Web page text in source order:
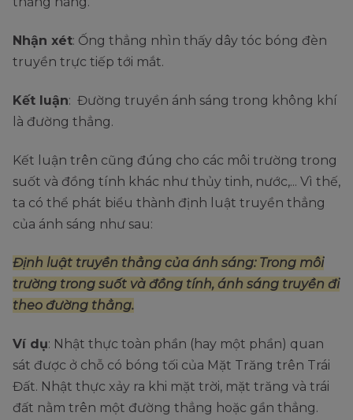
Nhận xét: Ống thẳng nhìn thấy dây tóc bóng đèn
truyền trực tiếp tới mắt.
Kết luận: Đường truyền ánh sáng trong không khí
là đường thẳng.
Kết luận trên cũng đúng cho các môi trường trong
suốt và đồng tính khác như thủy tinh, nước,... Vì thế,
ta có thể phát biểu thành định luật truyền thẳng
của ánh sáng như sau:
Định luật truyền thẳng của ánh sáng: Trong môi
trường trong suốt và đồng tính, ánh sáng truyền đi
theo đường thẳng.
Ví dụ: Nhật thực toàn phần (hay một phần) quan
sát được ở chỗ có bóng tối của Mặt Trăng trên Trái
Đất. Nhật thực xảy ra khi mặt trời, mặt trăng và trái
đất nằm trên một đường thẳng hoặc gần thẳng.